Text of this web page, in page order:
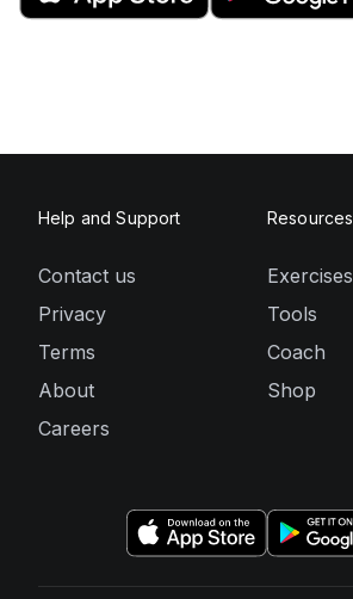
Help and Support
Contact us
Privacy
Terms
About
Careers
Resources
Exercises
Tools
Coach
Shop